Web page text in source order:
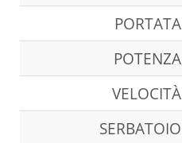
PORTATA
POTENZA
VELOCITÀ
SERBATOIO